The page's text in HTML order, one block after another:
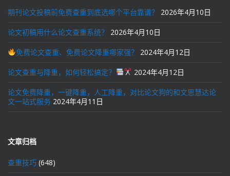
期刊论文投稿前免费查重到底选哪个平台靠谱？ 2026年4月10日
论文初稿用什么论文查重系统？ 2026年4月10日
免费论文查重、免费论文降重哪家强？ 2024年4月12日
论文查重与降重，如何轻松搞定？ 2024年4月12日
论文免费降重，一键降重，人工降重，对比论文狗的和文思慧达论
文一站式服务 2024年4月11日
文章归档
查重技巧 (648)